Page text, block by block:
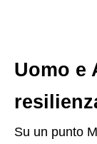
Uomo e
Su un punto